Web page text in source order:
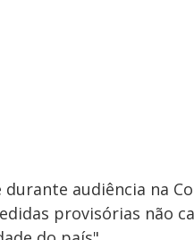
audiência na
provisórias não